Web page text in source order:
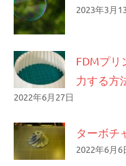
2023年3月
FDMプリ
力する方
2022年6月27日
ターボチ
2022年6月6